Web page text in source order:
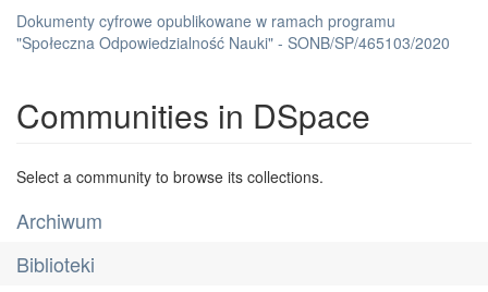
Dokumenty cyfrowe opublikowane w ramach programu
"Społeczna Odpowiedzialność Nauki" - SONB/SP/465103/2020
Communities in DSpace
Select a community to browse its collections.
Archiwum
Biblioteki